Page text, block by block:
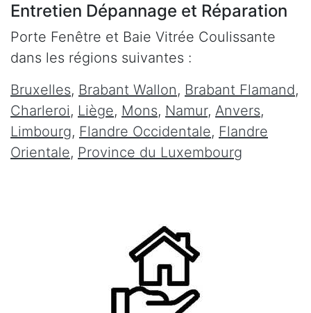
Entretien Dépannage et Réparation
Porte Fenêtre et Baie Vitrée Coulissante
dans les régions suivantes :
Bruxelles, Brabant Wallon, Brabant Flamand,
Charleroi, Liège, Mons, Namur, Anvers,
Limbourg, Flandre Occidentale, Flandre
Orientale, Province du Luxembourg